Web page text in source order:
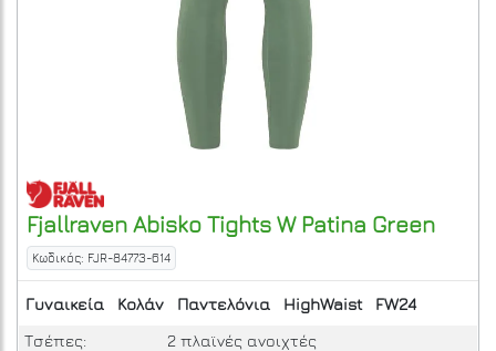
Fjallraven Abisko Tights WPatina Green
Κωδικός: FJR-84773-614
Γυναικεία Κολάν Παντελόνια HighWaist
FW24
Τσέπες:
2 πλαϊνές ανοιχτές